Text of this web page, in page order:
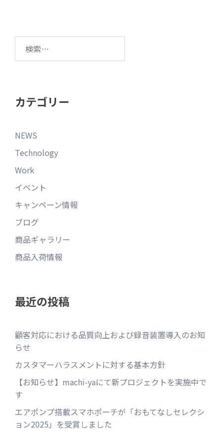
カテゴリー
NEWS
Technology
Work
イベント
キャンペーン情報
ブログ
商品ギャラリー
商品入荷情報
最近の投稿
顧客対応における品質向上および録音装置導入のお知
らせ
カスタマーハラスメントに対する基本方針
【お知らせ】machi-yaにて新プロジェクトを実施中で
す
エアポンプ搭載スマホポーチが「おもてなしセレクシ
ョン2025」を受賞しました